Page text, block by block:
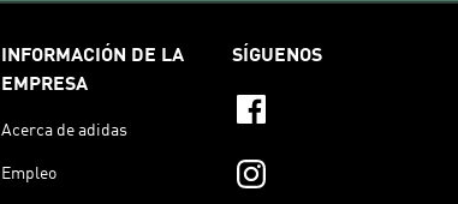
INFORMACIÓN DE LA
EMPRESA
Acerca de adidas
Empleo
SÍGUENOS